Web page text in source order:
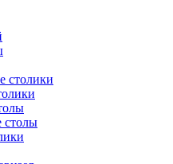
столики
столы